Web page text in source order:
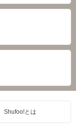
Shufoo!とは